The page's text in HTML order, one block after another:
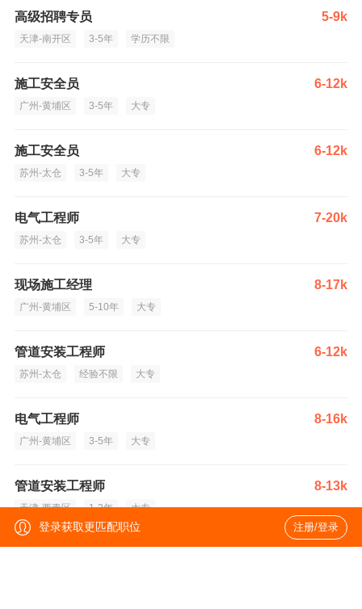
高级招聘专员 5-9k
天津-南开区 3-5年 学历不限
施工安全员 6-12k
广州-黄埔区 3-5年 大专
施工安全员 6-12k
苏州-太仓 3-5年 大专
电气工程师 7-20k
苏州-太仓 3-5年 大专
现场施工经理 8-17k
广州-黄埔区 5-10年 大专
管道安装工程师 6-12k
苏州-太仓 经验不限 大专
电气工程师 8-16k
广州-黄埔区 3-5年 大专
管道安装工程师 8-13k
天津-西青区 1-3年 大专
登录获取更匹配职位 注册/登录